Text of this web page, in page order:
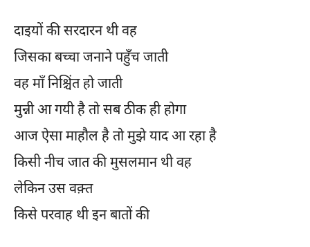
दाइयों की सरदारन थी वह
जिसका बच्चा जनाने पहुँच जाती
वह माँ निश्चिंत हो जाती
मुन्नी आ गयी है तो सब ठीक ही होगा
आज ऐसा माहौल है तो मुझे याद आ रहा है
किसी नीच जात की मुसलमान थी वह
लेकिन उस वक़्त
किसे परवाह थी इन बातों की